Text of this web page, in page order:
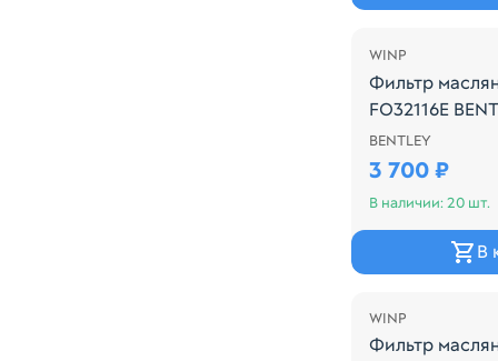
WINP
Фильтр
FO32116E
BENTLEY
3 700 ₽
В наличии: 20 шт.
В
WINP
Фильтр